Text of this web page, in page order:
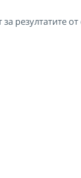
резултатите